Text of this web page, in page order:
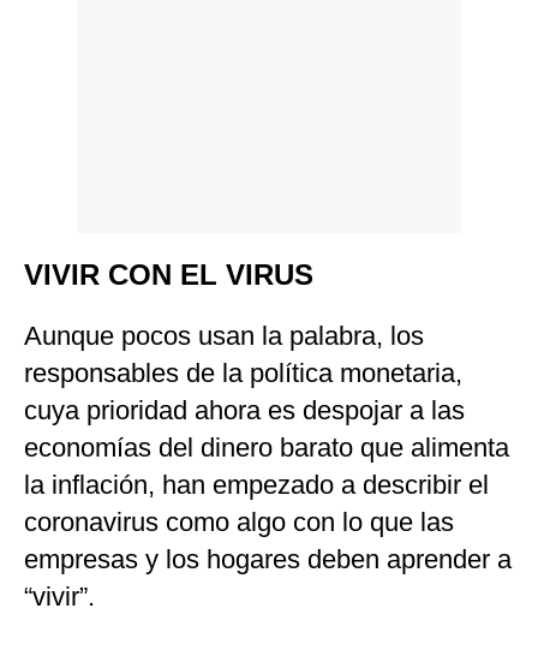
VIVIR CON EL VIRUS
Aunque pocos usan la palabra, los
responsables de la política monetaria,
cuya prioridad ahora es despojar a las
economías del dinero barato que alimenta
la inflación, han empezado a describir el
coronavirus como algo con lo que las
empresas y los hogares deben aprender a
“vivir”.